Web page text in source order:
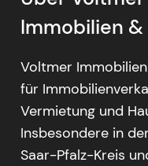
Immobilien
Voltmer
für
Vermietung und
Insbesondere in
Saar-Pfalz-Kreis